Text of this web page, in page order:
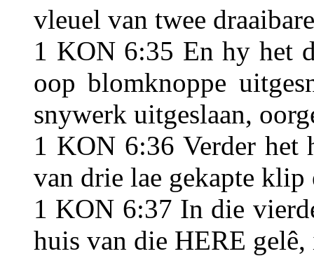
vleuel van twee
1 KON 6:35 En hy het
oop blomknoppe
snywerk uitgeslaan,
1 KON 6:36 Verder het
van drie lae gekapte klip
1 KON 6:37 In die
huis van die HERE